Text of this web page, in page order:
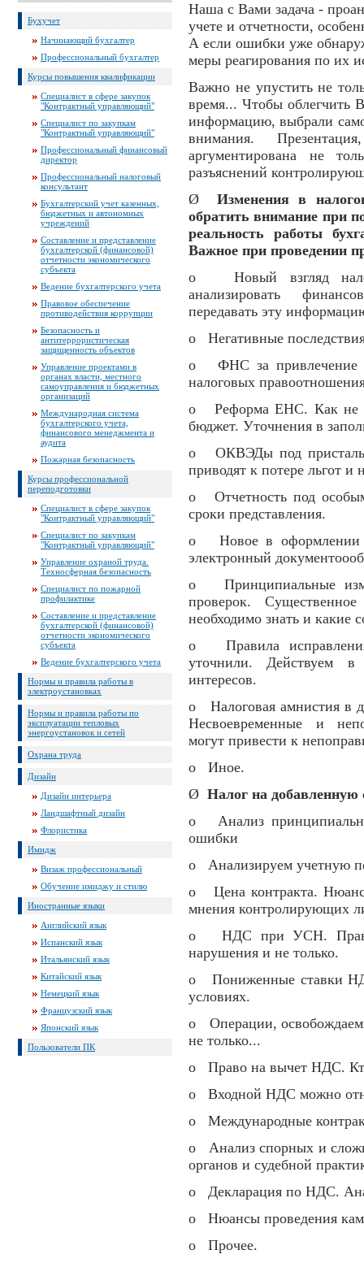
Бухучет
Начинающий бухгалтер
Профессиональный бухгалтер
Курсы повышения квалификации
Специалист в сфере закупок
"Контрактный управляющий"
Специалист по закупкам
"Контрактный управляющий"
Профессиональный финансовый
директор
Профессиональный налоговый
консультант
Бухгалтерский учет казенных,
бюджетных и автономных
учреждений
Составление и представление
бухгалтерской (финансовой)
отчетности экономического
субъекта
Ведение бухгалтерского учета
Правовое обеспечение
противодействия коррупции
Безопасность и
антитеррористическая
защищенность объектов
Управление проектами в
органах власти, местного
самоуправления и бюджетных
организаций
Международная система
бухгалтерского учета,
финансового менеджмента и
аудита
Пожарная безопасность
Курсы профессиональной
переподготовки
Специалист в сфере закупок
"Контрактный управляющий"
Специалист по закупкам
"Контрактный управляющий"
Управление охраной труда.
Техносферная безопасность
Специалист по пожарной
профилактике
Составление и представление
бухгалтерской (финансовой)
отчетности экономического
субъекта
Ведение бухгалтерского учета
Нормы и правила работы в
электроустановках
Нормы и правила работы по
эксплуатации тепловых
энергоустановок и сетей
Охрана труда
Дизайн
Дизайн интерьера
Ландшафтный дизайн
Флористика
Имидж
Визаж профессиональный
Обучение имиджу и стилю
Иностранные языки
Английский язык
Испанский язык
Итальянский язык
Китайский язык
Немецкий язык
Французский язык
Японский язык
Пользователи ПК
Наша с Вами задача -
учете и отчетности,
А если ошибки уже
меры реагирования по их
Важно не упустить не
время... Чтобы облегчить
информацию, выбрали
внимания.
аргументирована не
разъяснений
ØИзменения в
обратить внимание при
реальность работы
Важное при проведении
o Новый взгляд
анализировать
передавать эту
o Негативные
o ФНС за привлечение
налоговых
o Реформа ЕНС. Как не
бюджет. Уточнения в
o ОКВЭДы под
приводят к потере льгот и
o Отчетность под
сроки представления.
o Новое в оформлении
электронный
o Принципиальные
проверок.
необходимо знать и какие
o Правила
уточнили. Действуем
интересов.
o Налоговая амнистия в
Несвоевременные и
могут привести к
o Иное.
Ø Налог на добавленную
o Анализ
ошибки
o Анализируем учетную
o Цена контракта.
мнения контролирующих
o НДС при УСН. Право
нарушения и не только.
o Пониженные ставки
условиях.
o Операции,
не только...
o Право на вычет НДС.
o Входной НДС можно
o Международные
o Анализ спорных и
органов и судебной
o Декларация по НДС.
o Нюансы проведения
o Прочее.